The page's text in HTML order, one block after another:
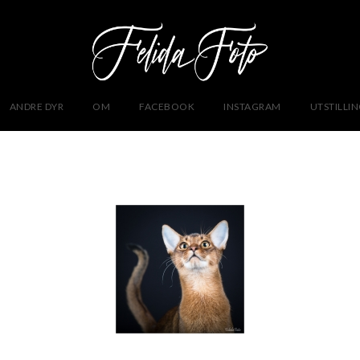
ANDRE DYR OM FACEBOOK INSTAGRAM